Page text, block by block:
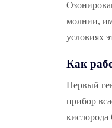
молнии,
условиях
Как
Первый
прибор
кислорода